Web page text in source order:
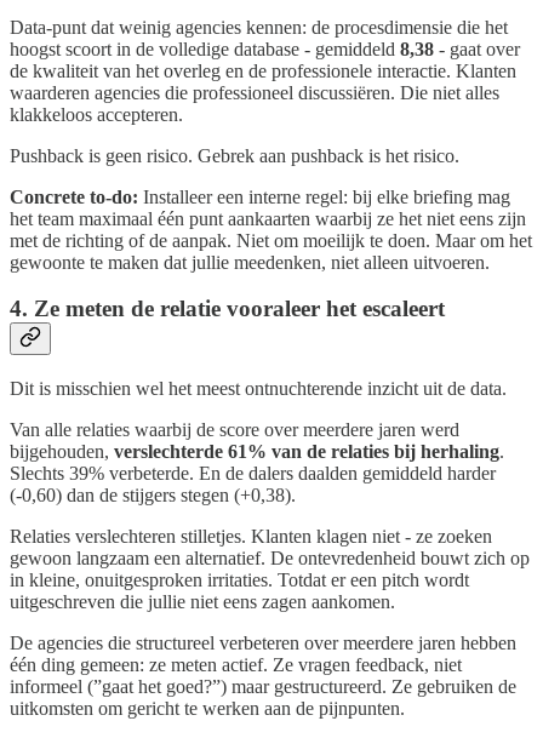
Data-punt dat weinig agencies kennen: de procesdimensie die het
hoogst scoort in de volledige database - gemiddeld 8,38 - gaat over
de kwaliteit van het overleg en de professionele interactie. Klanten
waarderen agencies die professioneel discussiëren. Die niet alles
klakkeloos accepteren.
Pushback is geen risico. Gebrek aan pushback is het risico.
Concrete to-do: Installeer een interne regel: bij elke briefing mag
het team maximaal één punt aankaarten waarbij ze het niet eens zijn
met de richting of de aanpak. Niet om moeilijk te doen. Maar om het
gewoonte te maken dat jullie meedenken, niet alleen uitvoeren.
4. Ze meten de relatie vooraleer het escaleert
Dit is misschien wel het meest ontnuchterende inzicht uit de data.
Van alle relaties waarbij de score over meerdere jaren werd
bijgehouden, verslechterde 61% van de relaties bij herhaling.
Slechts 39% verbeterde. En de dalers daalden gemiddeld harder
(-0,60) dan de stijgers stegen (+0,38).
Relaties verslechteren stilletjes. Klanten klagen niet - ze zoeken
gewoon langzaam een alternatief. De ontevredenheid bouwt zich op
in kleine, onuitgesproken irritaties. Totdat er een pitch wordt
uitgeschreven die jullie niet eens zagen aankomen.
De agencies die structureel verbeteren over meerdere jaren hebben
één ding gemeen: ze meten actief. Ze vragen feedback, niet
informeel (”gaat het goed?”) maar gestructureerd. Ze gebruiken de
uitkomsten om gericht te werken aan de pijnpunten.